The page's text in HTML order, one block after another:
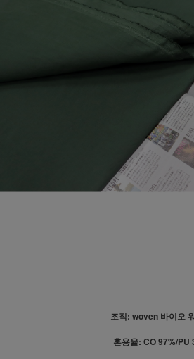
조직: woven 바이오
혼용율: CO 97%/PU